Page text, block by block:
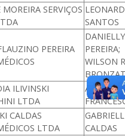
SERVIÇOS
SANTOS
PEREIRA
PEREIRA;
WILSON
ILIVINSKI
LTDA
ANA
CALDAS
LTDA
CALDAS